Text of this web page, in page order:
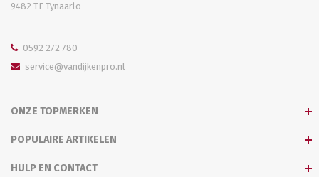
9482 TE Tynaarlo
0592 272 780
service@vandijkenpro.nl
ONZE TOPMERKEN
POPULAIRE ARTIKELEN
HULP EN CONTACT